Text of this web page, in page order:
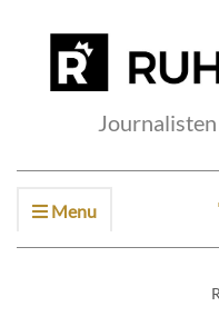
Menu